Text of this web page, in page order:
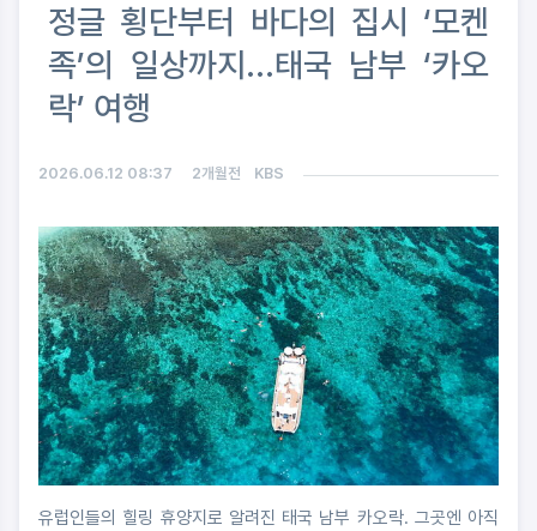
정글 횡단부터 바다의 집시 ‘모켄
족’의 일상까지...태국 남부 ‘카오
락’ 여행
2026.06.12 08:37 2개월전 KBS
유럽인들의 힐링 휴양지로 알려진 태국 남부 카오락. 그곳엔 아직